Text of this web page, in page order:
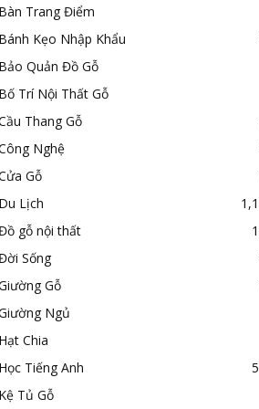
Trang Điểm
Kẹo Nhập Khẩu
Quản Đồ Gỗ
Trí Nội Thất Gỗ
Thang Gỗ
Nghệ
Gỗ
Lịch
gỗ nội thất
Sống
Gỗ
Ngủ
Chia
Tiếng Anh
Tủ Gỗ